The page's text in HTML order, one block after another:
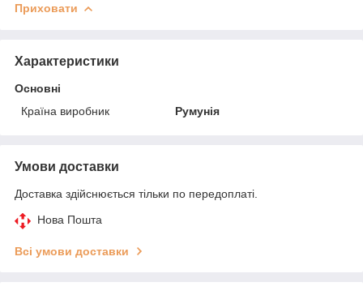
Приховати
Характеристики
Основні
Країна виробник
Румунія
Умови доставки
Доставка здійснюється тільки по передоплаті.
Нова Пошта
Всі умови доставки